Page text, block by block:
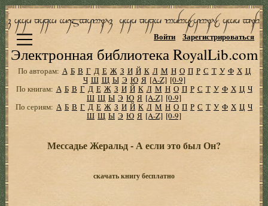
Электронная библиотека RoyalLib.com
Войти Зарегистрироваться
По авторам: А Б В Г Д Е Ж З И Й К Л М Н О П Р С Т У Ф Х Ц
Ч Ш Щ Ы Э Ю Я [A-Z] [0-9]
По книгам: А Б В Г Д Е Ж З И Й К Л М Н О П Р С Т У Ф Х Ц Ч
Ш Щ Ы Э Ю Я [A-Z] [0-9]
По сериям: А Б В Г Д Е Ж З И Й К Л М Н О П Р С Т У Ф Х Ц Ч
Ш Щ Ы Э Ю Я [A-Z] [0-9]
Мессадье Жеральд - А если это был Он?
скачать книгу бесплатно